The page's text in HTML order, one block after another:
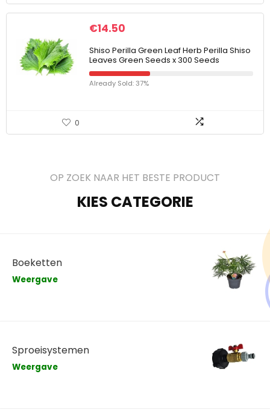
€14.50
Shiso Perilla Green Leaf Herb Perilla Shiso
Leaves Green Seeds x 300 Seeds
Already Sold: 37%
0
OP ZOEK NAAR HET BESTE PRODUCT
KIES CATEGORIE
Boeketten
Weergave
Sproeisystemen
Weergave